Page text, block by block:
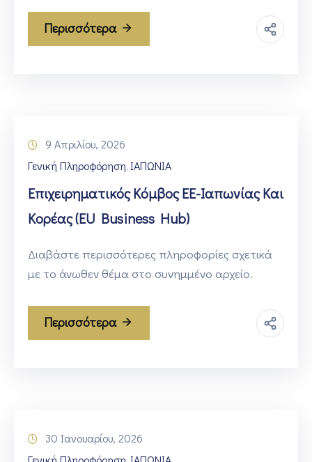
Περισσότερα
9 Απριλίου, 2026
Γενική Πληροφόρηση‚ ΙΑΠΩΝΙΑ
Επιχειρηματικός Κόμβος ΕΕ-Ιαπωνίας Και
Κορέας (EU Business Hub)
Διαβάστε περισσότερες πληροφορίες σχετικά
με το άνωθεν θέμα στο συνημμένο αρχείο.
Περισσότερα
30 Ιανουαρίου, 2026